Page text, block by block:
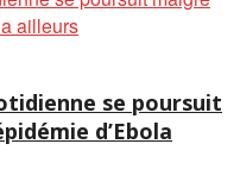
se poursuit
d’Ebola